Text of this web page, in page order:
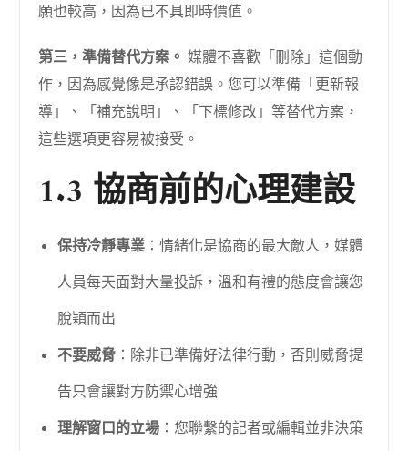
願也較高，因為已不具即時價值。
第三，準備替代方案。 媒體不喜歡「刪除」這個動
作，因為感覺像是承認錯誤。您可以準備「更新報
導」、「補充說明」、「下標修改」等替代方案，
這些選項更容易被接受。
1.3 協商前的心理建設
保持冷靜專業 ：情緒化是協商的最大敵人，媒體
人員每天面對大量投訴，溫和有禮的態度會讓您
脫穎而出
不要威脅 ：除非已準備好法律行動，否則威脅提
告只會讓對方防禦心增強
理解窗口的立場 ：您聯繫的記者或編輯並非決策